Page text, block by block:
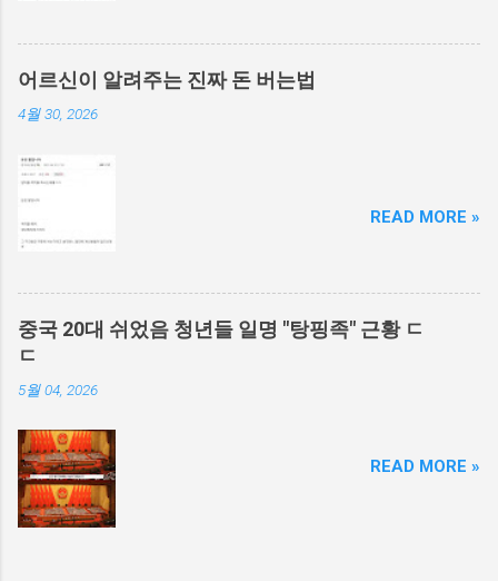
어르신이 알려주는 진짜 돈 버는법
4월 30, 2026
READ MORE »
중국 20대 쉬었음 청년들 일명 "탕핑족" 근황 ㄷ
ㄷ
5월 04, 2026
READ MORE »